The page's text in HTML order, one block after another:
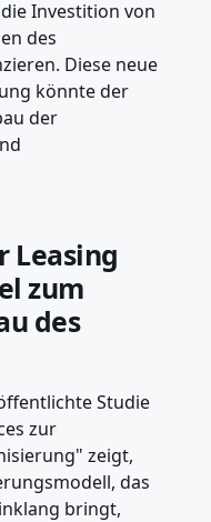
Investition von
des
Diese neue
könnte der
der
Leasing
zum
des
Studie
zur
zeigt,
das
bringt,